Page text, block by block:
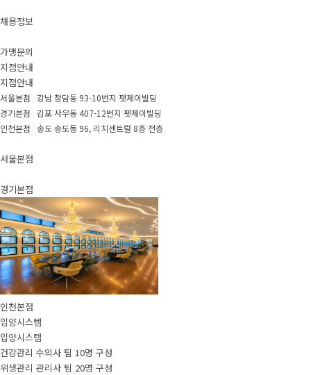
채용정보
가맹문의
지점안내
지점안내
서울본점 강남 청담동 93-10번지 펫제이빌딩
경기본점 김포 사우동 407-12번지 펫제이빌딩
인천본점 송도 송도동 96, 리치센트럴 8층 전층
서울본점
경기본점
인천본점
입양시스템
입양시스템
건강관리 수의사 팀 10명 구성
위생관리 관리사 팀 20명 구성